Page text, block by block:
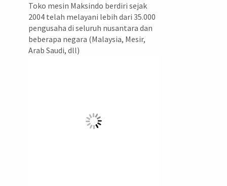
Toko mesin Maksindo berdiri sejak
2004 telah melayani lebih dari 35.000
pengusaha di seluruh nusantara dan
beberapa negara (Malaysia, Mesir,
Arab Saudi, dll)